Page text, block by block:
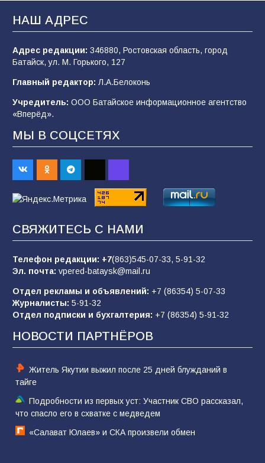
В Батайске продолжаются дорожные работы
103 04.08.2026
после выборов: в Госдуме дали ответ
102 06.08.2026
В детском саду № 35 дети освоили
строительные профессии в ходе
спортивного праздника
07.08.2026
«Слухами Москву не возьмёшь»: почему
заявления Киева о мобилизации — это
отчаяние, а не разведка
83 02.08.2026
Командовал боем до последнего: герой
60 05.08.2026
НАШ АДРЕС
Адрес редакции: 346880, Ростовская область, город
Батайск, ул. М. Горького, 127
Главный редактор: Л.А.Белоконь
Учредитель: ООО Батайское информационное агентство
«Вперёд».
МЫ В СОЦСЕТЯХ
СВЯЖИТЕСЬ С НАМИ
Телефон редакции: +7(863)545-07-33, 5-91-32
Эл. почта: vpered-bataysk@mail.ru
Отдел рекламы и объявлений: +7 (86354) 5-07-33
Журналисты: 5-91-32
Отдел подписки и бухгалтерия: +7 (86354) 5-91-32
НОВОСТИ ПАРТНЁРОВ
Житель Якутии выжил после 25 дней блужданий в
тайге
Подробности из первых уст: Участник СВО рассказал,
что спасло его в схватке с медведем
«Салават Юлаев» и СКА произвели обмен